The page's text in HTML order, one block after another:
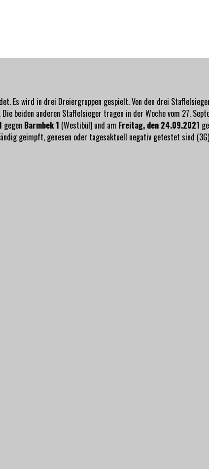
Es wird in drei Dreiergruppen gespielt. Von den drei
beiden anderen Staffelsieger tragen in der Woche vom 27.
gegen Barmbek 1 (Westibül) und am Freitag, den 24.09.2021
geimpft, genesen oder tagesaktuell negativ getestet sind